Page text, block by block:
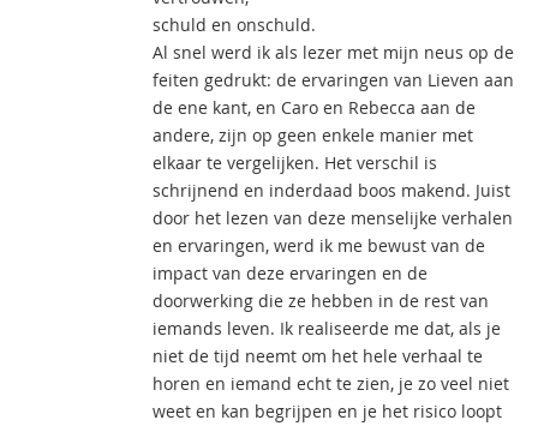
schuld en onschuld.
Al snel werd ik als lezer met mijn neus op de
feiten gedrukt: de ervaringen van Lieven aan
de ene kant, en Caro en Rebecca aan de
andere, zijn op geen enkele manier met
elkaar te vergelijken. Het verschil is
schrijnend en inderdaad boos makend. Juist
door het lezen van deze menselijke verhalen
en ervaringen, werd ik me bewust van de
impact van deze ervaringen en de
doorwerking die ze hebben in de rest van
iemands leven. Ik realiseerde me dat, als je
niet de tijd neemt om het hele verhaal te
horen en iemand echt te zien, je zo veel niet
weet en kan begrijpen en je het risico loopt